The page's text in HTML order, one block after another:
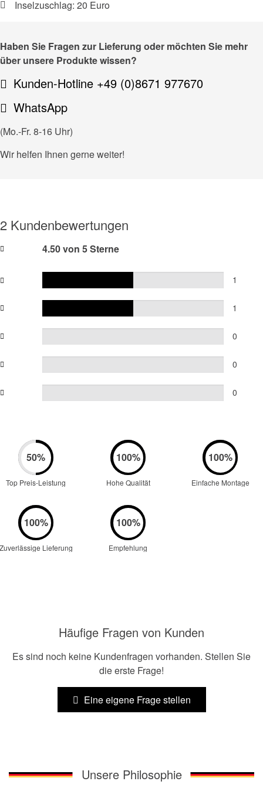
Inselzuschlag: 20 Euro
Haben Sie Fragen zur Lieferung oder möchten Sie mehr
über unsere Produkte wissen?
Kunden-Hotline +49 (0)8671 977670
WhatsApp
(Mo.-Fr. 8-16 Uhr)
Wir helfen Ihnen gerne weiter!
2 Kundenbewertungen
4.50 von 5 Sterne
1
1
0
0
0
Top Preis-Leistung Hohe Qualität Einfache Montage
Lieferung Empfehlung
Häufige Fragen von Kunden
Es sind noch keine Kundenfragen vorhanden. Stellen Sie
die erste Frage!
Eine eigene Frage stellen
Unsere Philosophie